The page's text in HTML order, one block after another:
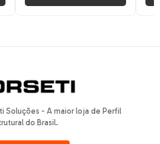
Soluções - A maior loja de Perfil
do Brasil.